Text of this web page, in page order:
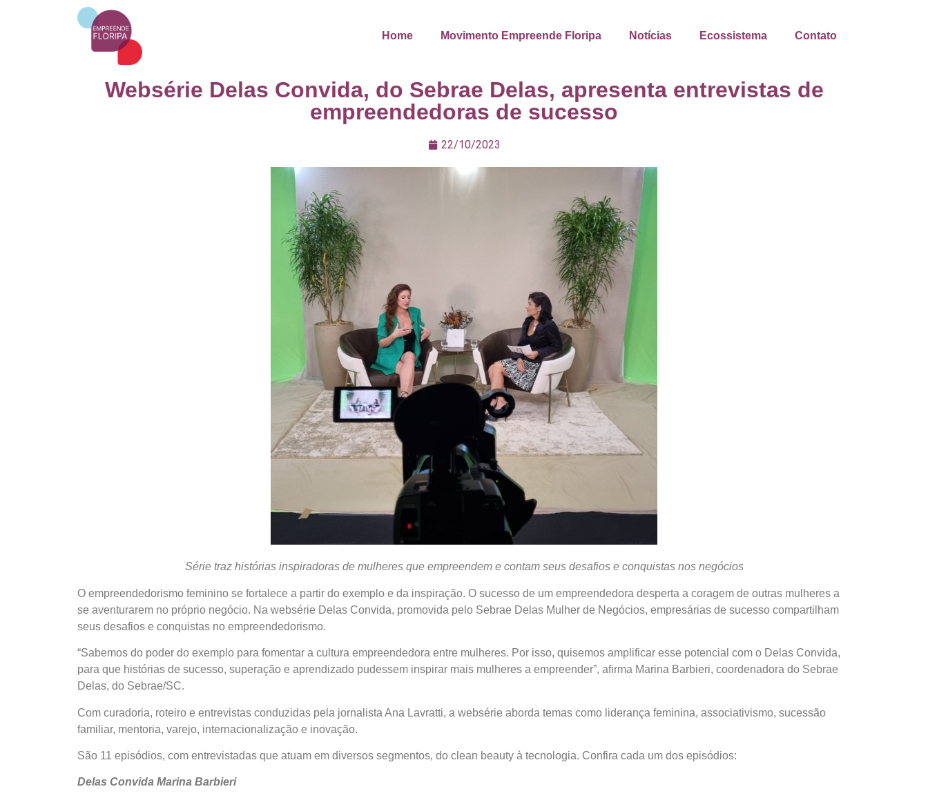
Home Movimento Empreende Floripa Notícias Ecossistema Contato
Websérie Delas Convida, do Sebrae Delas, apresenta entrevistas de
empreendedoras de sucesso
22/10/2023
Série traz histórias inspiradoras de mulheres que empreendem e contam seus desafios e conquistas nos negócios
O empreendedorismo feminino se fortalece a partir do exemplo e da inspiração. O sucesso de um empreendedora desperta a coragem de outras mulheres a
se aventurarem no próprio negócio. Na websérie Delas Convida, promovida pelo Sebrae Delas Mulher de Negócios, empresárias de sucesso compartilham
seus desafios e conquistas no empreendedorismo.
“Sabemos do poder do exemplo para fomentar a cultura empreendedora entre mulheres. Por isso, quisemos amplificar esse potencial com o Delas Convida,
para que histórias de sucesso, superação e aprendizado pudessem inspirar mais mulheres a empreender”, afirma Marina Barbieri, coordenadora do Sebrae
Delas, do Sebrae/SC.
Com curadoria, roteiro e entrevistas conduzidas pela jornalista Ana Lavratti, a websérie aborda temas como liderança feminina, associativismo, sucessão
familiar, mentoria, varejo, internacionalização e inovação.
São 11 episódios, com entrevistadas que atuam em diversos segmentos, do clean beauty à tecnologia. Confira cada um dos episódios:
Delas Convida Marina Barbieri